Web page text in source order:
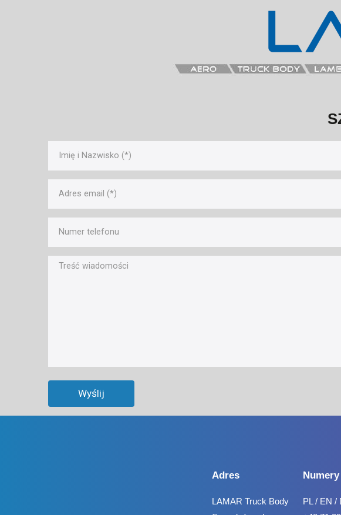
Adres
LAMAR Truck Body
PL / EN /